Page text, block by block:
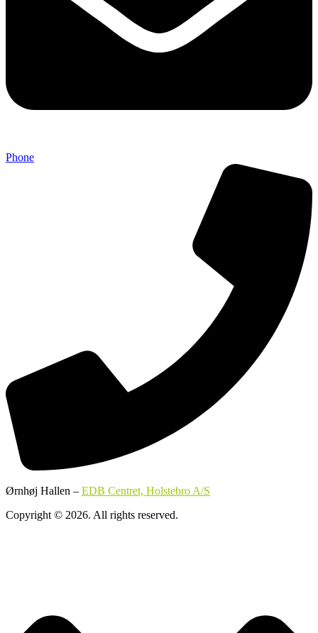
Phone
Ørnhøj Hallen – EDB Centret, Holstebro A/S
Copyright © 2026. All rights reserved.